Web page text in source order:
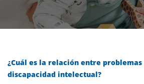
¿Cuál es la relación entre
discapacidad intelectual?